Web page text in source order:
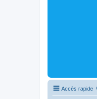
Accès rapide